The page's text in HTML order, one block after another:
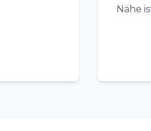
Nähe